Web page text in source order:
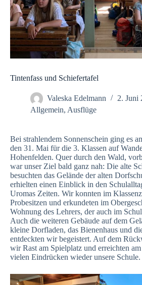
Tintenfass und Schiefertafel
Valeska Edelmann
2. Juni
Allgemein, Ausflüge
Bei strahlendem Sonnenschein ging es
den 31. Mai für die 3. Klassen auf
Hohenfelden. Quer durch den Wald,
war unser Ziel bald ganz nah: Die alte
besuchten das Gelände der alten
erhielten einen Einblick in den
Uromas Zeiten. Wir konnten im
Probesitzen und erkundeten im
Wohnung des Lehrers, der auch im
Auch die weiteren Gebäude auf dem
kleine Dorfladen, das Bienenhaus und
entdeckten wir begeistert. Auf dem
wir Rast am Spielplatz und erreichten
vielen Eindrücken wieder unsere Schule.